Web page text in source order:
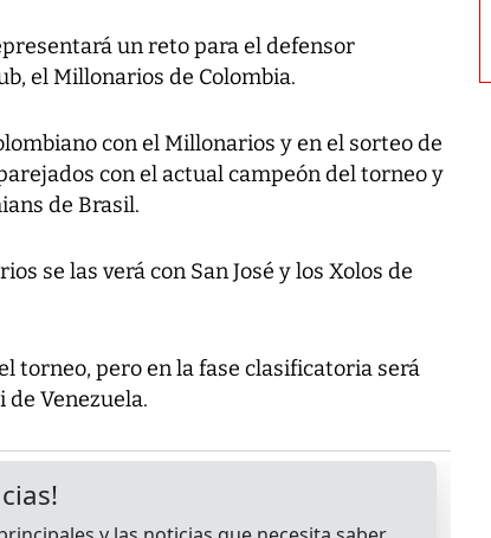
un reto para el defensor
el Millonarios de Colombia.
con el Millonarios y en el sorteo de
con el actual campeón del torneo y
de Brasil.
se las verá con San José y los Xolos de
torneo, pero en la fase clasificatoria será
de Venezuela.